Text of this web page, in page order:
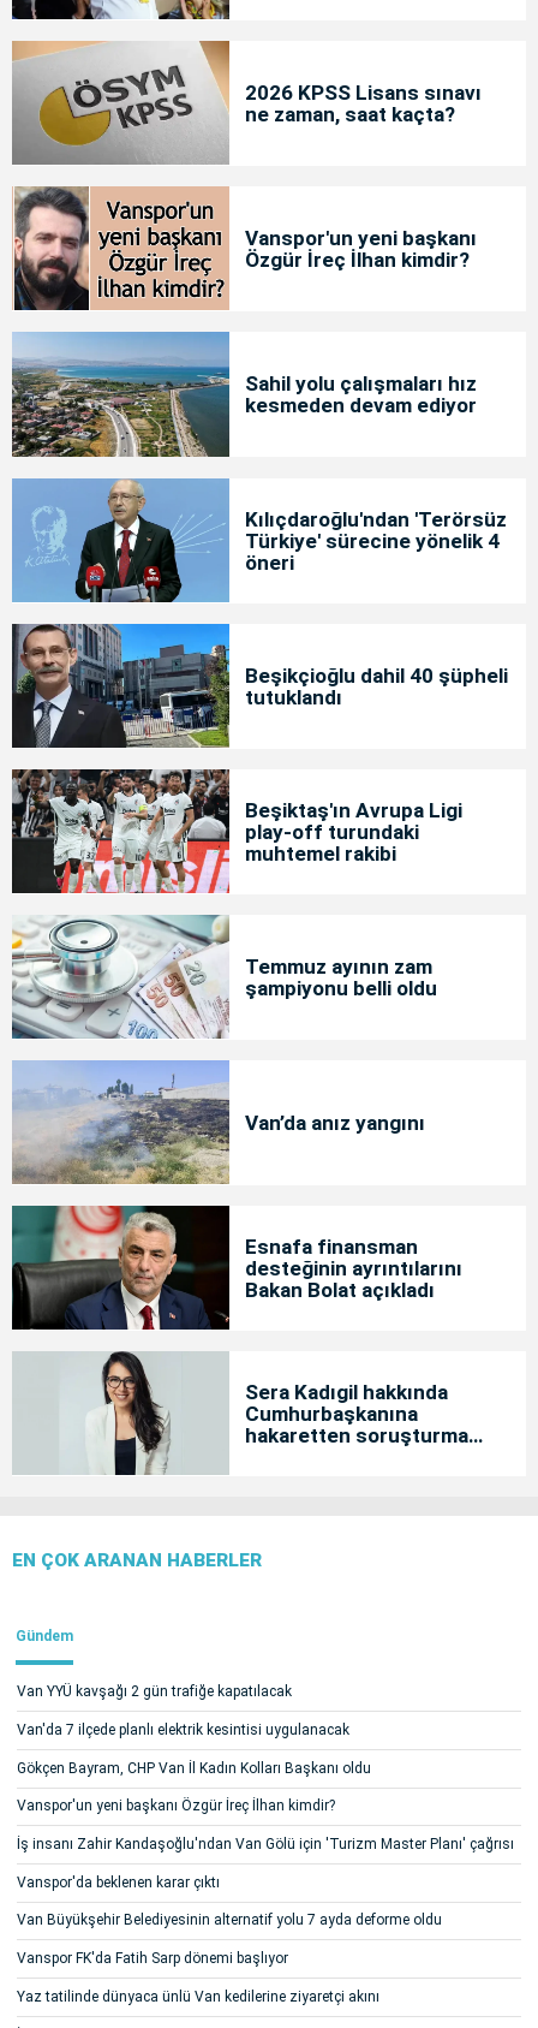
2026 KPSS Lisans sınavı
ne zaman, saat kaçta?
Vanspor'un yeni başkanı
Özgür İreç İlhan kimdir?
Sahil yolu çalışmaları hız
kesmeden devam ediyor
Kılıçdaroğlu'ndan 'Terörsüz
Türkiye' sürecine yönelik 4
öneri
Beşikçioğlu dahil 40 şüpheli
tutuklandı
Beşiktaş'ın Avrupa Ligi
play-off turundaki
muhtemel rakibi
Temmuz ayının zam
şampiyonu belli oldu
Van’da anız yangını
Esnafa finansman
desteğinin ayrıntılarını
Bakan Bolat açıkladı
Sera Kadıgil hakkında
Cumhurbaşkanına
hakaretten soruşturma
EN ÇOK ARANAN HABERLER
Gündem
Van YYÜ kavşağı 2 gün trafiğe kapatılacak
Van'da 7 ilçede planlı elektrik kesintisi uygulanacak
Gökçen Bayram, CHP Van İl Kadın Kolları Başkanı oldu
Vanspor'un yeni başkanı Özgür İreç İlhan kimdir?
İş insanı Zahir Kandaşoğlu'ndan Van Gölü için 'Turizm Master Planı' çağrısı
Vanspor'da beklenen karar çıktı
Van Büyükşehir Belediyesinin alternatif yolu 7 ayda deforme oldu
Vanspor FK'da Fatih Sarp dönemi başlıyor
Yaz tatilinde dünyaca ünlü Van kedilerine ziyaretçi akını